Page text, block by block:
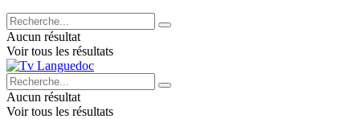
Aucun résultat
Voir tous les résultats
Aucun résultat
Voir tous les résultats